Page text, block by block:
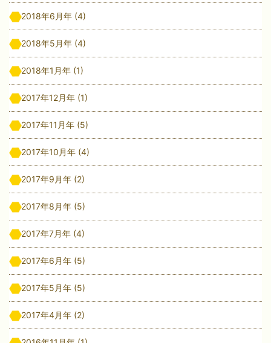
2018年6月年 (4)
2018年5月年 (4)
2018年1月年 (1)
2017年12月年 (1)
2017年11月年 (5)
2017年10月年 (4)
2017年9月年 (2)
2017年8月年 (5)
2017年7月年 (4)
2017年6月年 (5)
2017年5月年 (5)
2017年4月年 (2)